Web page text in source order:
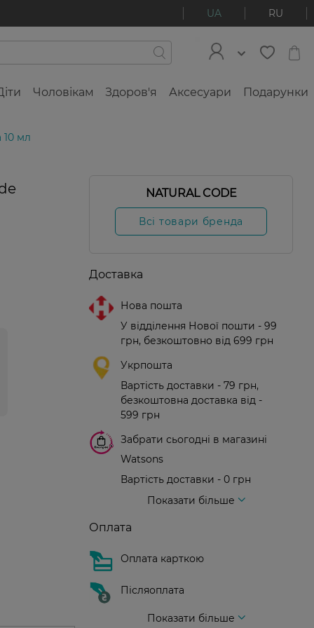
UA RU
Чоловікам Здоров'я Аксесуари Подарунки
10 мл
NATURAL CODE
Всі товари бренда
Доставка
Нова пошта
У відділення Нової пошти - 99
грн, безкоштовно від 699 грн
Укрпошта
Вартість доставки - 79 грн,
безкоштовна доставка від -
599 грн
Забрати сьогодні в магазині
Watsons
Вартість доставки - 0 грн
Показати більше
Оплата
Оплата карткою
Післяоплата
Показати більше